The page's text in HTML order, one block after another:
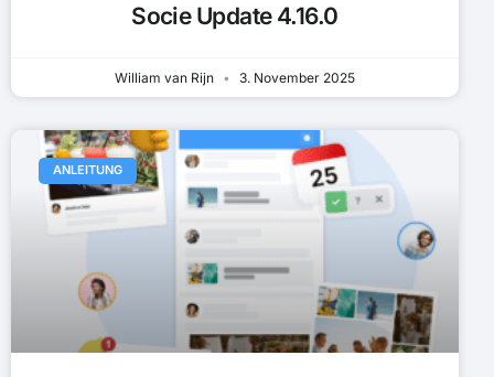
Socie Update 4.16.0
William van Rijn 3. November 2025
ANLEITUNG